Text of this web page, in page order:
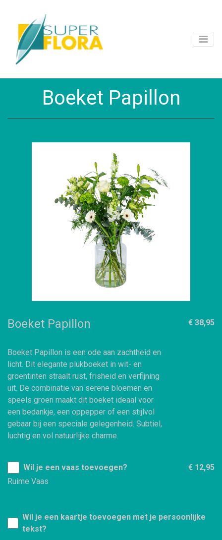
Boeket Papillon
Boeket Papillon
Boeket Papillon is een ode aan zachtheid en
licht. Dit elegante plukboeket in wit- en
groentinten straalt rust, frisheid en verfijning
uit. De combinatie van serene bloemen en
speels groen maakt dit boeket ideaal voor
een bedankje, een oppepper of een stijlvol
gebaar bij een speciale gelegenheid. Subtiel,
luchtig en vol natuurlijke charme.
€ 38,95
Wil je een vaas toevoegen?
Ruime Vaas
€ 12,95
Wil je een kaartje toevoegen met je persoonlijke
tekst?